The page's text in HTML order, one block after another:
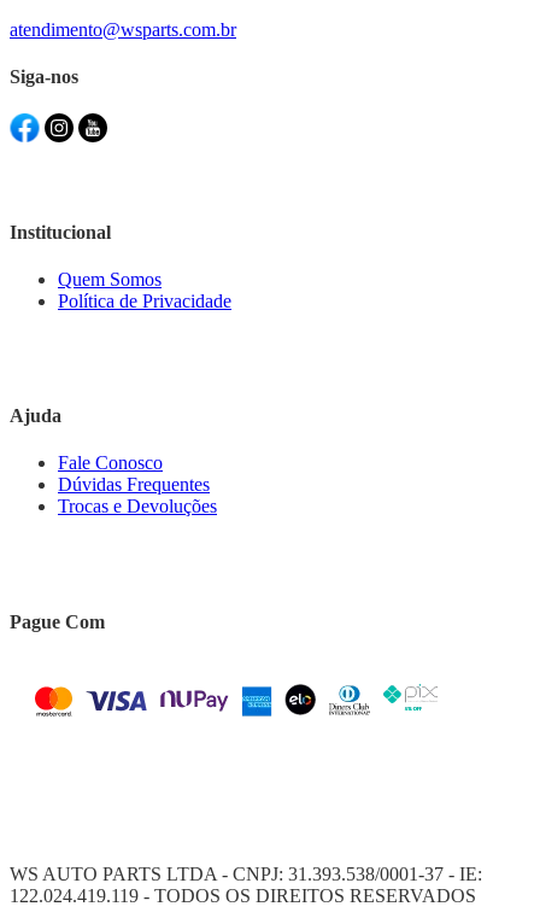
atendimento@wsparts.com.br
Siga-nos
Institucional
Quem Somos
Política de Privacidade
Ajuda
Fale Conosco
Dúvidas Frequentes
Trocas e Devoluções
Pague Com
WS AUTO PARTS LTDA - CNPJ: 31.393.538/0001-37 - IE:
122.024.419.119 - TODOS OS DIREITOS RESERVADOS